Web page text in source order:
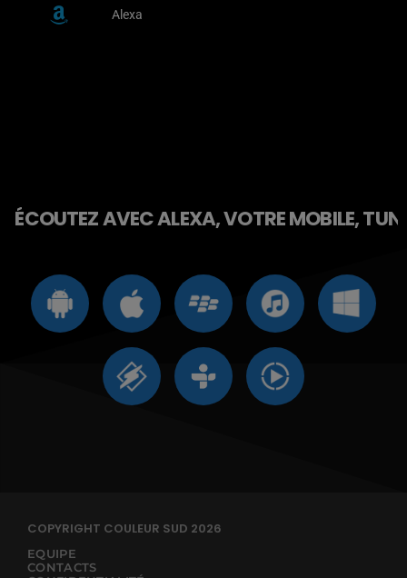
Alexa
ÉCOUTEZ AVEC ALEXA, VOTRE MOBILE,
COPYRIGHT COULEUR SUD 2026
EQUIPE
CONTACTS